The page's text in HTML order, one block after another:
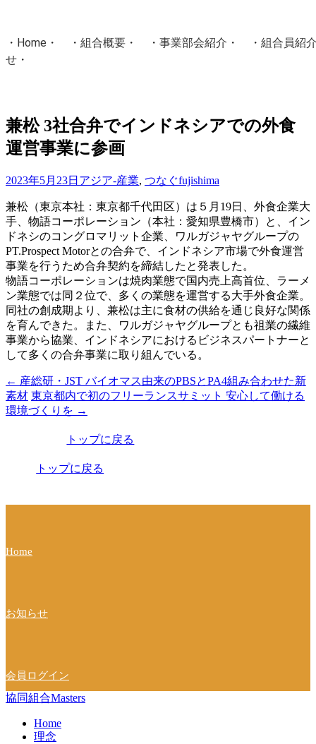
・ Home ・ ・ 組合概要 ・ ・ 事業部会紹介 ・ ・ 組合員紹
せ ・
国土交通省・経済産業省・農林水産省・厚生労働省 認可
兼松 3社合弁でインドネシアでの外食
運営事業に参画
2023年5月23日 アジア-産業, つなぐfujishima
兼松（東京本社：東京都千代田区）は５月19日、外食企業大
手、物語コーポレーション（本社：愛知県豊橋市）と、イン
ドネシのコングロマリット企業、ワルガジャヤグループの
PT.Prospect Motorとの合弁で、インドネシア市場で外食運営
事業を行うため合弁契約を締結したと発表した。
物語コーポレーションは焼肉業態で国内売上高首位、ラーメ
ン業態では同２位で、多くの業態を運営する大手外食企業。
同社の創成期より、兼松は主に食材の供給を通じ良好な関係
を育んできた。また、ワルガジャヤグループとも祖業の繊維
事業から協業、インドネシアにおけるビジネスパートナーと
して多くの合弁事業に取り組んでいる。
投
稿
← 産総研・JST バイオマス由来のPBSとPA4組み合わせた新
素材 東京都内で初のフリーランスサミット 安心して働ける
環境づくりを →
トップに戻る
トップに戻る
Home
お知らせ
会員ログイン
協同組合Masters
Home
理念